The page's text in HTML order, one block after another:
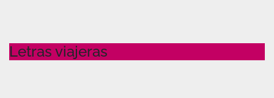
Letras viajeras